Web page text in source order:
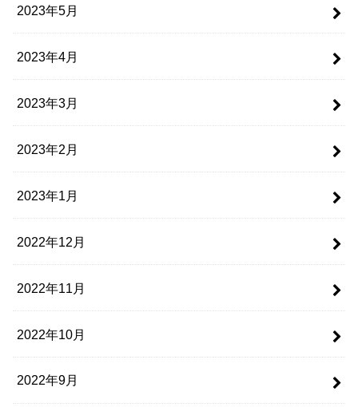
2023年5月
2023年4月
2023年3月
2023年2月
2023年1月
2022年12月
2022年11月
2022年10月
2022年9月